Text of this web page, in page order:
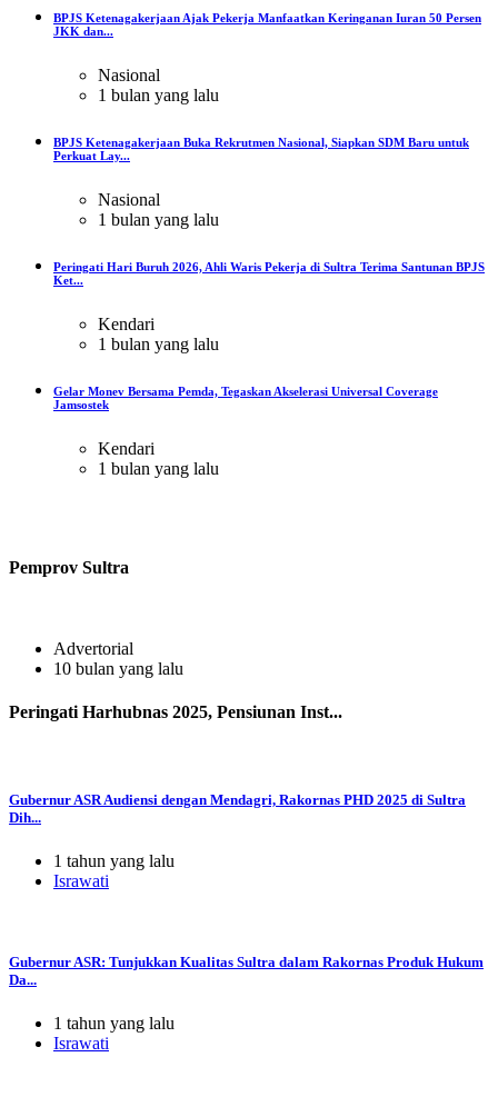
BPJS Ketenagakerjaan Ajak Pekerja Manfaatkan Keringanan Iuran 50 Persen
JKK dan...
Nasional
1 bulan yang lalu
BPJS Ketenagakerjaan Buka Rekrutmen Nasional, Siapkan SDM Baru untuk
Perkuat Lay...
Nasional
1 bulan yang lalu
Peringati Hari Buruh 2026, Ahli Waris Pekerja di Sultra Terima Santunan BPJS
Ket...
Kendari
1 bulan yang lalu
Gelar Monev Bersama Pemda, Tegaskan Akselerasi Universal Coverage
Jamsostek
Kendari
1 bulan yang lalu
Pemprov Sultra
Advertorial
10 bulan yang lalu
Peringati Harhubnas 2025, Pensiunan Inst...
Gubernur ASR Audiensi dengan Mendagri, Rakornas PHD 2025 di Sultra
Dih...
1 tahun yang lalu
Israwati
Gubernur ASR: Tunjukkan Kualitas Sultra dalam Rakornas Produk Hukum
Da...
1 tahun yang lalu
Israwati